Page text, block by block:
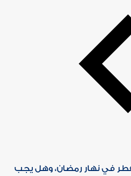
في نهار رمضان، وهل يجب